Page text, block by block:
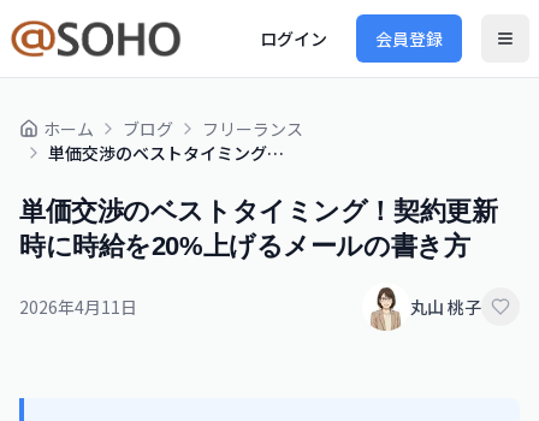
ログイン 会員登録
ホーム ブログ
フリーランス
単価交渉のベストタイミング！契約更新時に時給を20%上げるメールの書き方
単価交渉のベストタイミング！契約更新
時に時給を20%上げるメールの書き方
2026年4月11日 丸山 桃子